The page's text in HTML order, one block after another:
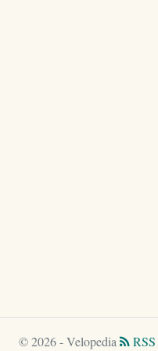
© 2026 - Velopedia RSS